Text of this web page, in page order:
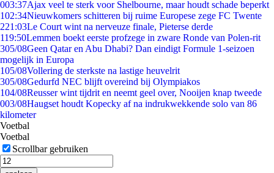
003:37Ajax veel te sterk voor Shelbourne, maar houdt schade beperkt
102:34Nieuwkomers schitteren bij ruime Europese zege FC Twente
221:03Le Court wint na nerveuze finale, Pieterse derde
119:50Lemmen boekt eerste profzege in zware Ronde van Polen-rit
305/08Geen Qatar en Abu Dhabi? Dan eindigt Formule 1-seizoen
mogelijk in Europa
105/08Vollering de sterkste na lastige heuvelrit
305/08Gedurfd NEC blijft overeind bij Olympiakos
104/08Reusser wint tijdrit en neemt geel over, Nooijen knap tweede
003/08Haugset houdt Kopecky af na indrukwekkende solo van 86
kilometer
Voetbal
Voetbal
Scrollbar gebruiken